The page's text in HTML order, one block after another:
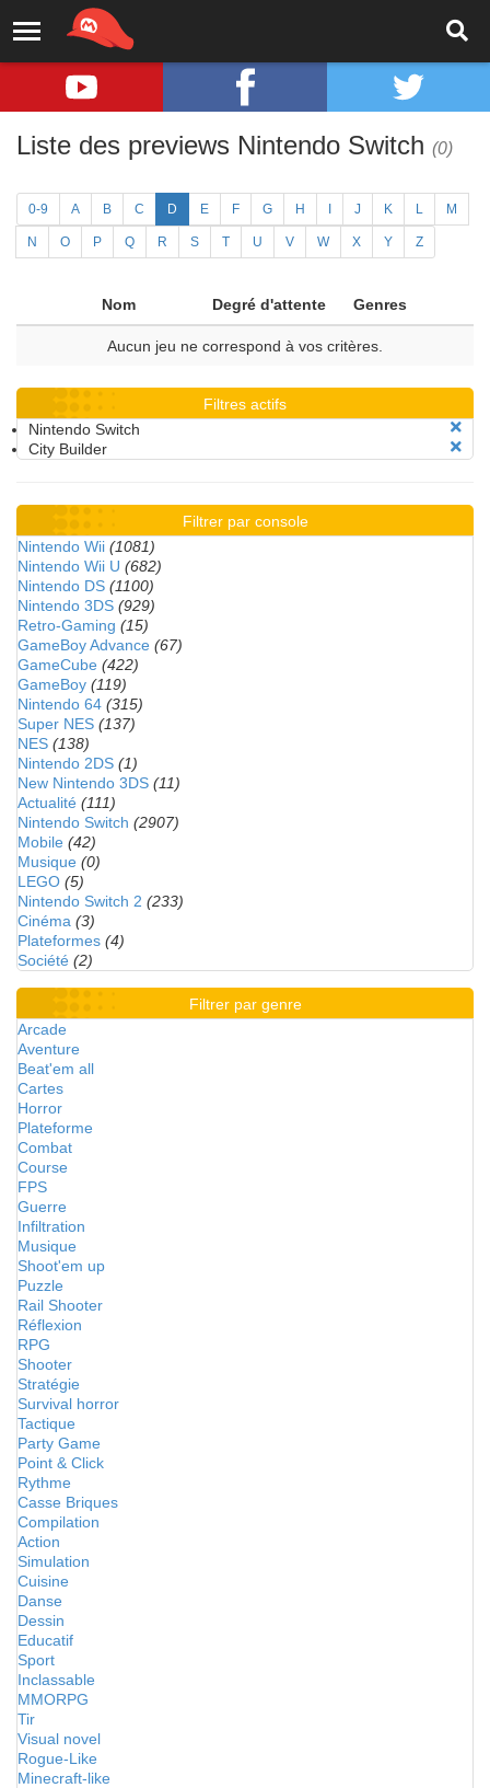
Liste des previews Nintendo Switch (0)
0-9 A B C D E F G H J K L M
N O P Q R S T U V W X Y Z
Nom Degré d'attente Genres
Aucun jeu ne correspond à vos critères.
Filtres actifs
Nintendo Switch
City Builder
Filtrer par console
Nintendo Wii (1081)
Nintendo Wii U (682)
Nintendo DS (1100)
Nintendo 3DS (929)
Retro-Gaming (15)
GameBoy Advance (67)
GameCube (422)
GameBoy (119)
Nintendo 64 (315)
Super NES (137)
NES (138)
Nintendo 2DS (1)
New Nintendo 3DS (11)
Actualité (111)
Nintendo Switch (2907)
Mobile (42)
Musique (0)
LEGO (5)
Nintendo Switch 2 (233)
Cinéma (3)
Plateformes (4)
Société (2)
Filtrer par genre
Arcade
Aventure
Beat'em all
Cartes
Horror
Plateforme
Combat
Course
FPS
Guerre
Infiltration
Musique
Shoot'em up
Puzzle
Rail Shooter
Réflexion
RPG
Shooter
Stratégie
Survival horror
Tactique
Party Game
Point & Click
Rythme
Casse Briques
Compilation
Action
Simulation
Cuisine
Danse
Dessin
Educatif
Sport
Inclassable
MMORPG
Tir
Visual novel
Rogue-Like
Minecraft-like